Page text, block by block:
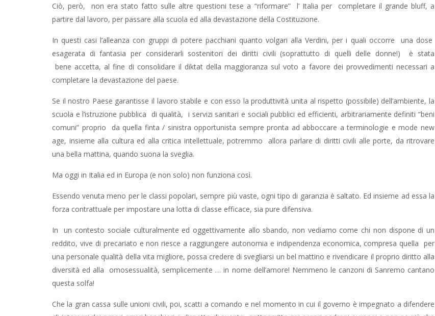
Ciò, però, non era stato fatto sulle altre questioni tese a “riformare” l’ Italia per completare il grande bluff, a
partire dal lavoro, per passare alla scuola ed alla devastazione della Costituzione.
In questi casi l’alleanza con gruppi di potere pacchiani quanto volgari alla Verdini, per i quali occorre una dose
esagerata di fantasia per considerarli sostenitori dei diritti civili (soprattutto di quelli delle donne!) è stata
bene accetta, al fine di consolidare il diktat della maggioranza sul voto a favore dei provvedimenti necessari a
completare la devastazione del paese.
Se il nostro Paese garantisse il lavoro stabile e con esso la produttività unita al rispetto (possibile) dell’ambiente, la
scuola e l’istruzione pubblica di qualità, i servizi sanitari e sociali pubblici ed efficienti, arbitrariamente definiti “beni
comuni” proprio da quella finta / sinistra opportunista sempre pronta ad abboccare a terminologie e mode new
age, insieme alla cultura ed alla critica intellettuale, potremmo allora parlare di diritti civili alle porte, da ritrovare
una bella mattina, quando suona la sveglia.
Ma oggi in Italia ed in Europa (e non solo) non funziona così.
Essendo venuta meno per le classi popolari, sempre più vaste, ogni tipo di garanzia è saltato. Ed insieme ad essa la
forza contrattuale per impostare una lotta di classe efficace, sia pure difensiva.
In un contesto sociale culturalmente ed oggettivamente allo sbando, non vediamo come chi non dispone di un
reddito, vive di precariato e non riesce a raggiungere autonomia e indipendenza economica, compresa quella per
una personale qualità della vita migliore, possa credere di svegliarsi un bel mattino e rivendicare il proprio diritto alla
diversità ed alla omosessualità, semplicemente … in nome dell’amore! Nemmeno le canzoni di Sanremo cantano
questa solfa!
Che la gran cassa sulle unioni civili, poi, scatti a comando e nel momento in cui il governo è impegnato a difendere